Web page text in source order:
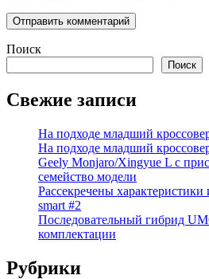
Поиск
Поиск
Свежие записи
На подходе младший
На подходе младший
Geely Monjaro/Xingyue L с
семейство модели
Рассекречены
smart #2
Последовательный гибрид
комплектации
Рубрики